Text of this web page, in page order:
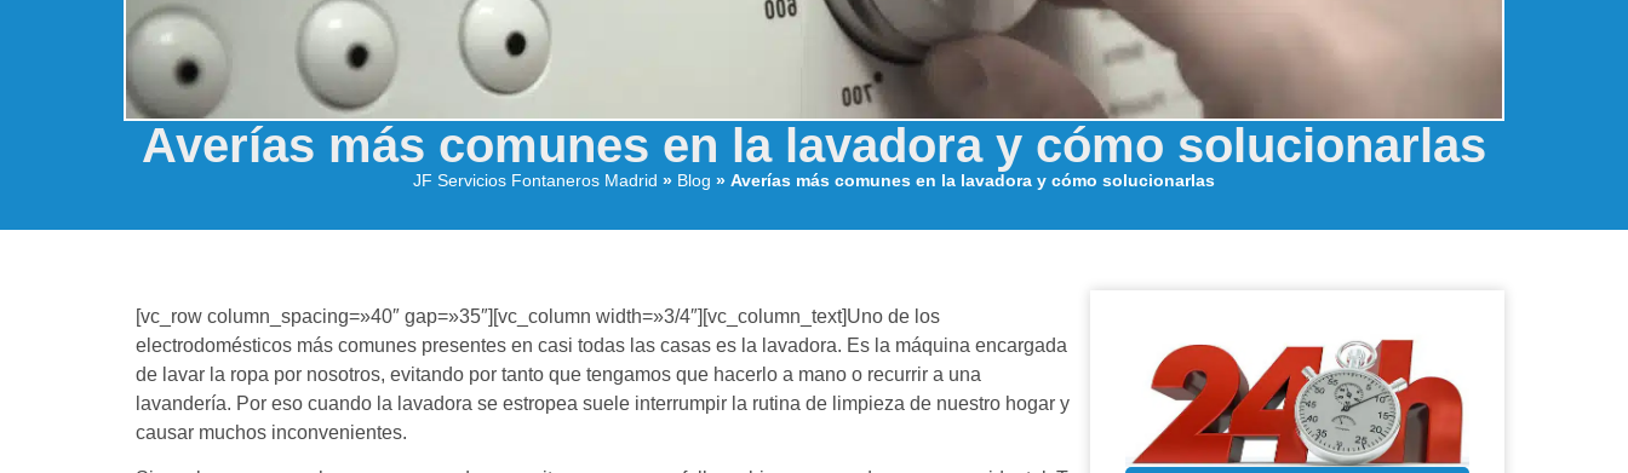
Averías más comunes en la lavadora y cómo solucionarlas
JF Servicios Fontaneros Madrid » Blog » Averías más comunes en la lavadora y cómo solucionarlas
[vc_row column_spacing=»40″ gap=»35″][vc_column width=»3/4″][vc_column_text]Uno de los
electrodomésticos más comunes presentes en casi todas las casas es la lavadora. Es la máquina encargada
de lavar la ropa por nosotros, evitando por tanto que tengamos que hacerlo a mano o recurrir a una
lavandería. Por eso cuando la lavadora se estropea suele interrumpir la rutina de limpieza de nuestro hogar y
causar muchos inconvenientes.